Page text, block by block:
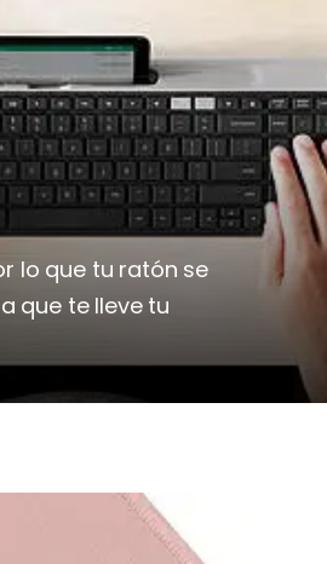
lo que tu ratón se
que te lleve tu